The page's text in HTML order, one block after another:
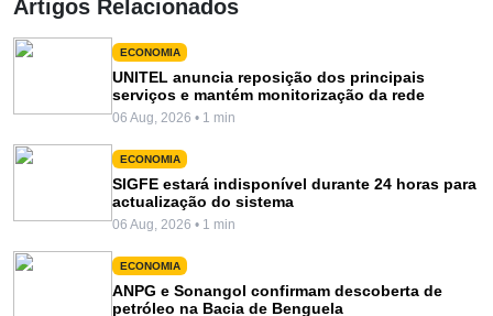
Artigos Relacionados
ECONOMIA
UNITEL anuncia reposição dos principais
serviços e mantém monitorização da rede
06 Aug, 2026 • 1 min
ECONOMIA
SIGFE estará indisponível durante 24 horas para
actualização do sistema
06 Aug, 2026 • 1 min
ECONOMIA
ANPG e Sonangol confirmam descoberta de
petróleo na Bacia de Benguela